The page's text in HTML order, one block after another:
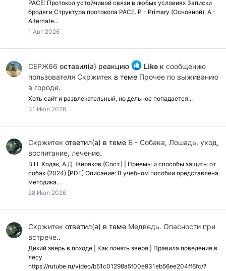
PACE: Протокол устойчивой связи в любых условиях Записки
бродяги Структура протокола PACE. P - Primary (Основной), A -
Alternate...
1 Авг 2026
СЕРЖ66 оставил(а) реакцию Like к сообщению
пользователя Скржитек в теме Прочее по выживанию
в городе.
Хоть сайт и развлекательный, но дельное попадается...
31 Июл 2026
Скржитек ответил(а) в теме Б - Собака, Лошадь, уход,
воспитание, лечение.
В.Н. Ходак, А.Д. Жиряков (Сост.) | Приемы и способы защиты от
собак (2024) [PDF] Описание: В учебном пособии представлена
методика...
28 Июл 2026
Скржитек ответил(а) в теме Медведь. Опасности при
встрече..
Дикий зверь в походе | Как понять зверя | Правила поведения в
лесу
https://rutube.ru/video/b51c01298a5f00e931eb56ee204ff6fc/?